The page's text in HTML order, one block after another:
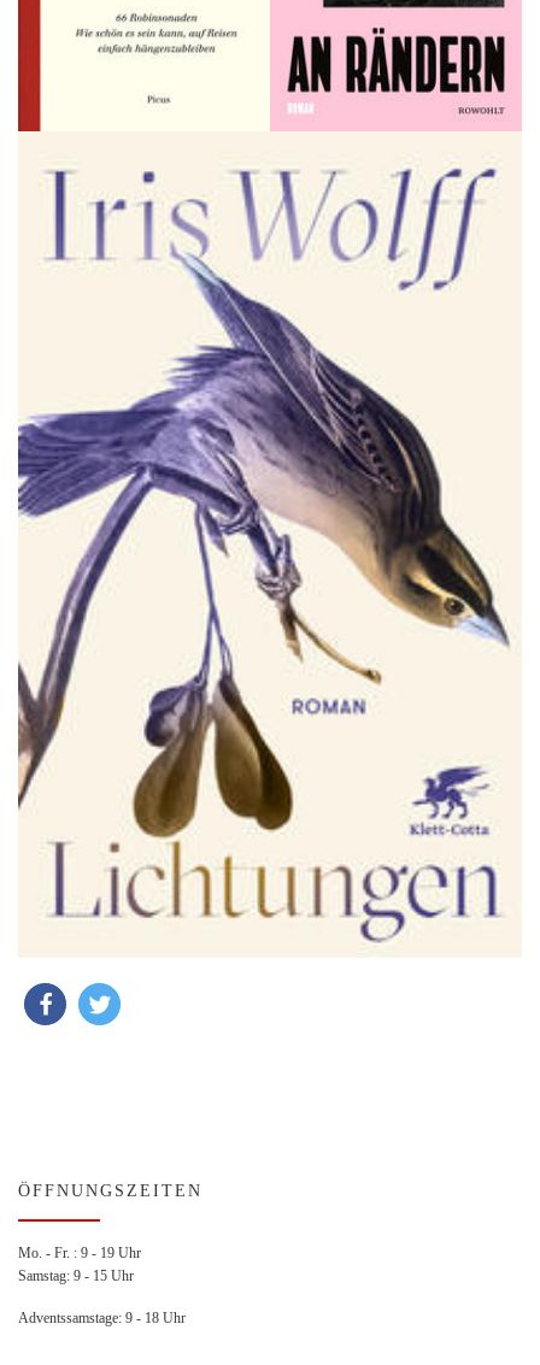
ÖFFNUNGSZEITEN
Mo. - Fr. : 9 - 19 Uhr
Samstag: 9 - 15 Uhr
Adventssamstage: 9 - 18 Uhr